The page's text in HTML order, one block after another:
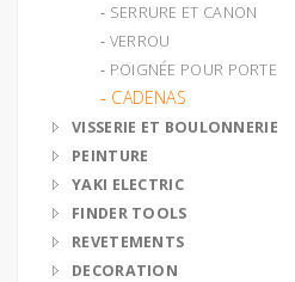
‐ SERRURE ET CANON
‐ VERROU
‐ POIGNÉE POUR PORTE
‐ CADENAS
VISSERIE ET BOULONNERIE
PEINTURE
YAKI ELECTRIC
FINDER TOOLS
REVETEMENTS
DECORATION